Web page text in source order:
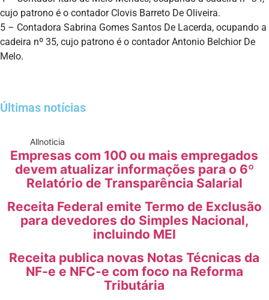
cujo patrono é o contador Clovis Barreto De Oliveira.
5 – Contadora Sabrina Gomes Santos De Lacerda, ocupando a
cadeira nº 35, cujo patrono é o contador Antonio Belchior De
Melo.
Últimas notícias
Allnoticia
Empresas com 100 ou mais empregados
devem atualizar informações para o 6º
Relatório de Transparência Salarial
Receita Federal emite Termo de Exclusão
para devedores do Simples Nacional,
incluindo MEI
Receita publica novas Notas Técnicas da
NF-e e NFC-e com foco na Reforma
Tributária